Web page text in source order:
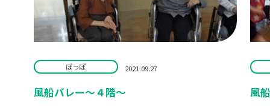
ぽっぽ 2021.09.27
風船バレー～４階～ 風